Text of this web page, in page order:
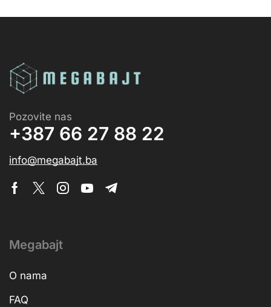
Pozovite nas
+387 66 27 88 22
info@megabajt.ba
Megabajt
O nama
FAQ